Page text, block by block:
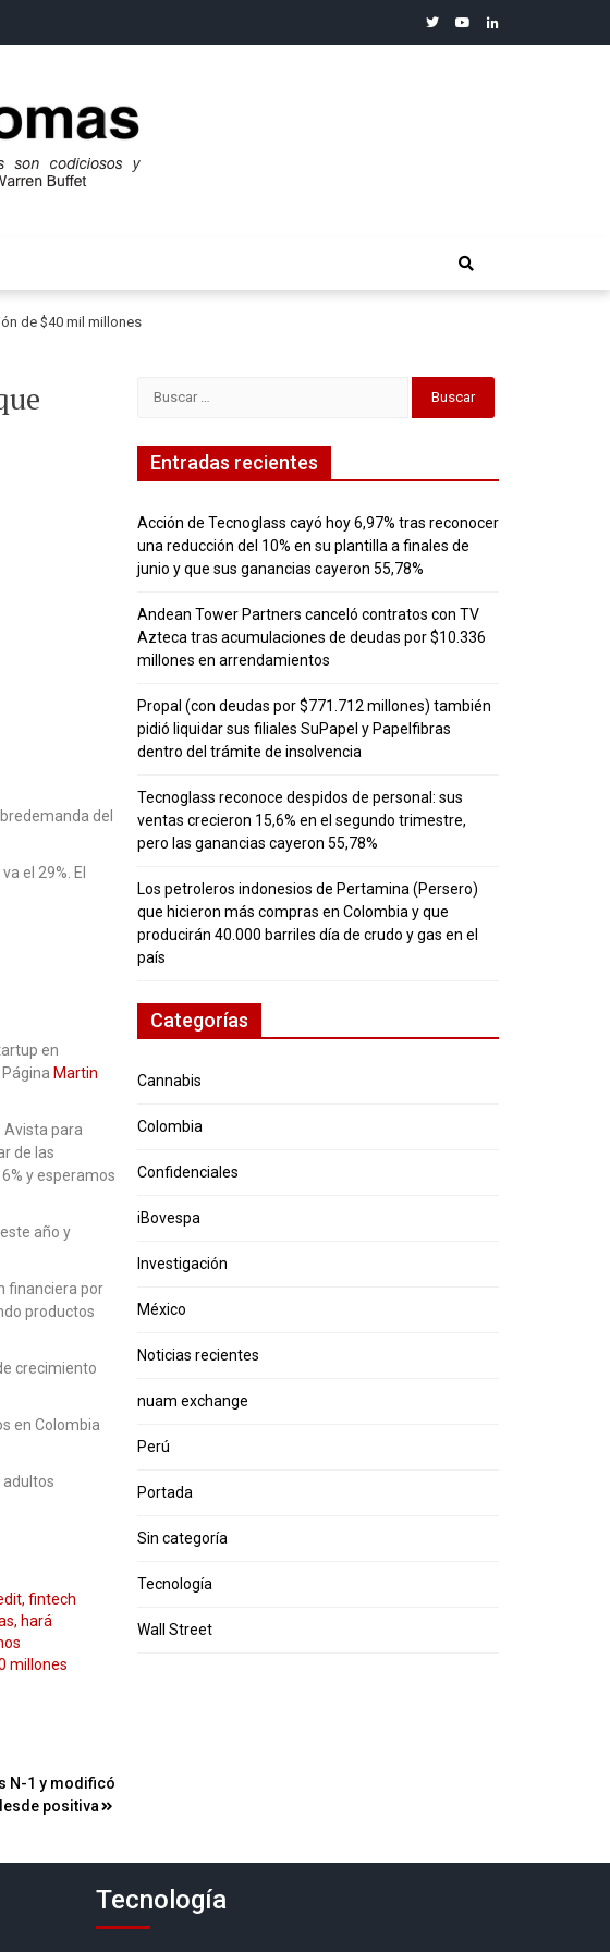
twitteryoutubelinkedin
de $40 mil millones
del
el 29%. El
en
Martin
Avista para
de las
y esperamos
año y
financiera por
productos
crecimiento
en Colombia
fintech
hará
millones
N-1 y modificó
positiva
Entradas recientes
Acción de Tecnoglass cayó hoy 6,97% tras reconocer
una reducción del 10% en su plantilla a finales de
junio y que sus ganancias cayeron 55,78%
Andean Tower Partners canceló contratos con TV
Azteca tras acumulaciones de deudas por $10.336
millones en arrendamientos
Propal (con deudas por $771.712 millones) también
pidió liquidar sus filiales SuPapel y Papelfibras
dentro del trámite de insolvencia
Tecnoglass reconoce despidos de personal: sus
ventas crecieron 15,6% en el segundo trimestre,
pero las ganancias cayeron 55,78%
Los petroleros indonesios de Pertamina (Persero)
que hicieron más compras en Colombia y que
producirán 40.000 barriles día de crudo y gas en el
país
Categorías
Cannabis
Colombia
Confidenciales
iBovespa
Investigación
México
Noticias recientes
nuam exchange
Perú
Portada
Sin categoría
Tecnología
Wall Street
Tecnología